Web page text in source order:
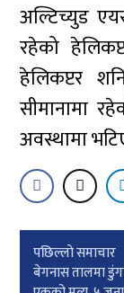
अल्टिच्युड
रहेको
हेलिकप्टर
सीमानामा
अवस्थामा
Post
navigation
पछिल्लाे समाचार
बेगनास तालमा